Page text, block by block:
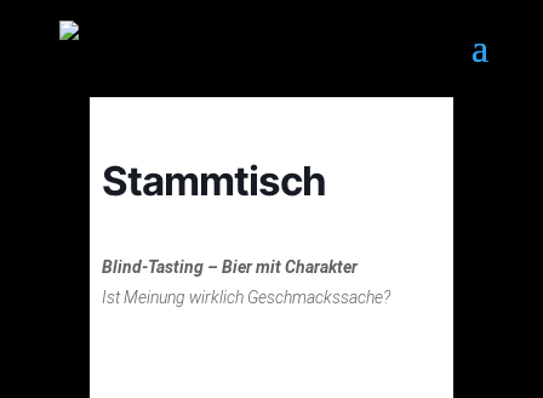
Stammtisch
Blind-Tasting – Bier mit Charakter
Ist Meinung wirklich Geschmackssache?